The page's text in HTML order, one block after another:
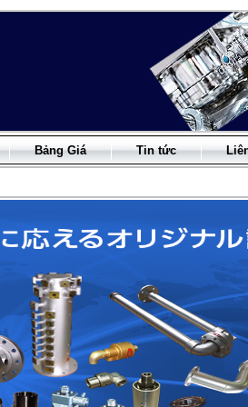
Bảng Giá Tin tức